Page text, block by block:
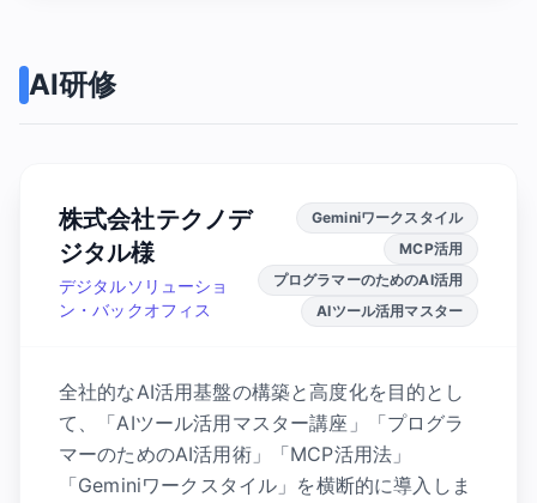
AI研修
株式会社テクノデ
ジタル様
デジタルソリューショ
ン・バックオフィス
Geminiワークスタイル
MCP活用
プログラマーのためのAI活用
AIツール活用マスター
全社的なAI活用基盤の構築と高度化を目的とし
て、「AIツール活用マスター講座」「プログラ
マーのためのAI活用術」「MCP活用法」
「Geminiワークスタイル」を横断的に導入しま